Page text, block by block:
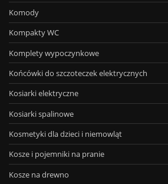
Komody
Kompakty WC
Komplety wypoczynkowe
Końcówki do szczoteczek elektrycznych
Kosiarki elektryczne
Kosiarki spalinowe
Kosmetyki dla dzieci i niemowląt
Kosze i pojemniki na pranie
Kosze na drewno